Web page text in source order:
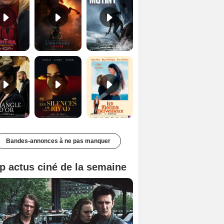
Les Silences de Riyad Bande-annonce VO STFR Les Matins merveilleux Bande-annonce VF
Bandes-annonces à ne pas manquer
actus ciné de la semaine